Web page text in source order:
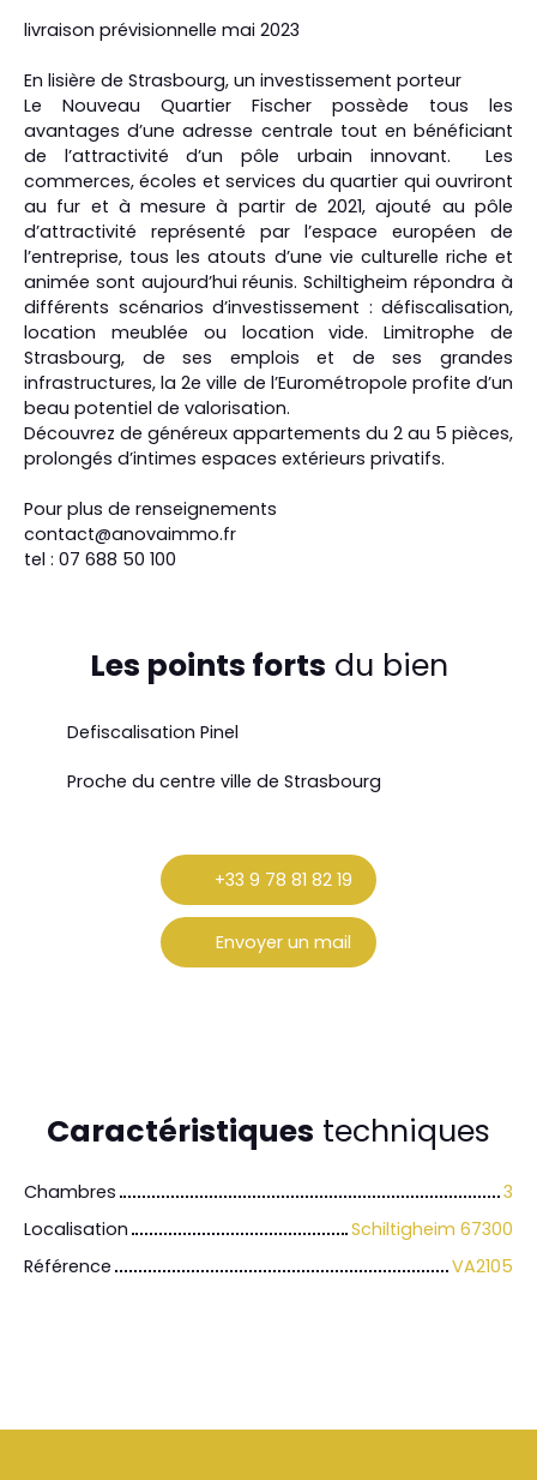
livraison prévisionnelle mai 2023
En lisière de Strasbourg, un investissement porteur
Le Nouveau Quartier Fischer possède tous les
avantages d’une adresse centrale tout en bénéficiant
de l’attractivité d’un pôle urbain innovant. Les
commerces, écoles et services du quartier qui ouvriront
au fur et à mesure à partir de 2021, ajouté au pôle
d’attractivité représenté par l’espace européen de
l’entreprise, tous les atouts d’une vie culturelle riche et
animée sont aujourd’hui réunis. Schiltigheim répondra à
différents scénarios d’investissement : défiscalisation,
location meublée ou location vide. Limitrophe de
Strasbourg, de ses emplois et de ses grandes
infrastructures, la 2e ville de l’Eurométropole profite d’un
beau potentiel de valorisation.
Découvrez de généreux appartements du 2 au 5 pièces,
prolongés d’intimes espaces extérieurs privatifs.
Pour plus de renseignements
contact@anovaimmo.fr
tel : 07 688 50 100
Les points forts du bien
Defiscalisation Pinel
Proche du centre ville de Strasbourg
+33 9 78 81 82 19
Envoyer un mail
Caractéristiques techniques
Chambres
3
Localisation
Schiltigheim 67300
Référence
VA2105